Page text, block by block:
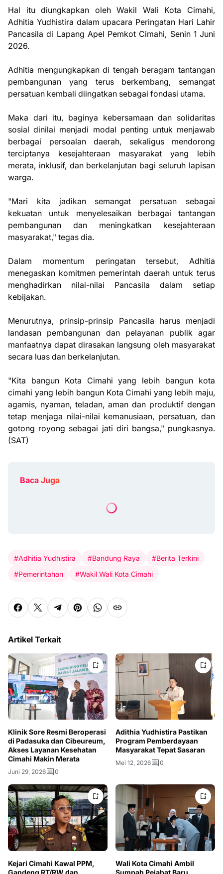
Hal itu diungkapkan oleh Wakil Wali Kota Cimahi,
Adhitia Yudhistira dalam upacara Peringatan Hari Lahir
Pancasila di Lapang Apel Pemkot Cimahi, Senin 1 Juni
2026.
Adhitia mengungkapkan di tengah beragam tantangan
pembangunan yang terus berkembang, semangat
persatuan kembali diingatkan sebagai fondasi utama.
Maka dari itu, baginya kebersamaan dan solidaritas
sosial dinilai menjadi modal penting untuk menjawab
berbagai persoalan daerah, sekaligus mendorong
terciptanya kesejahteraan masyarakat yang lebih
merata, inklusif, dan berkelanjutan bagi seluruh lapisan
warga.
"Mari kita jadikan semangat persatuan sebagai
kekuatan untuk menyelesaikan berbagai tantangan
pembangunan dan meningkatkan kesejahteraan
masyarakat," tegas dia.
Dalam momentum peringatan tersebut, Adhitia
menegaskan komitmen pemerintah daerah untuk terus
menghadirkan nilai-nilai Pancasila dalam setiap
kebijakan.
Menurutnya, prinsip-prinsip Pancasila harus menjadi
landasan pembangunan dan pelayanan publik agar
manfaatnya dapat dirasakan langsung oleh masyarakat
secara luas dan berkelanjutan.
"Kita bangun Kota Cimahi yang lebih bangun kota
cimahi yang lebih bangun Kota Cimahi yang lebih maju,
agamis, nyaman, teladan, aman dan produktif dengan
tetap menjaga nilai-nilai kemanusiaan, persatuan, dan
gotong royong sebagai jati diri bangsa," pungkasnya.
(SAT)
Baca Juga
#Adhitia Yudhistira #Bandung Raya
#Berita Terkini
#Pemerintahan
#Wakil Wali Kota Cimahi
Artikel Terkait
Klinik Sore Resmi Beroperasi
di Padasuka dan Cibeureum,
Akses Layanan Kesehatan
Cimahi Makin Merata
Juni 29, 2026 0
Adithia Yudhistira Pastikan
Program Pemberdayaan
Masyarakat Tepat Sasaran
Mei 12, 2026 0
Kejari Cimahi Kawal PPM,
Gandeng RT/RW dan
Wali Kota Cimahi Ambil
Sumpah Pejabat Baru,